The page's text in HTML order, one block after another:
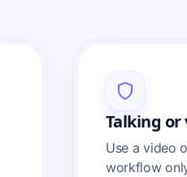
Talking
Use a video
workflow